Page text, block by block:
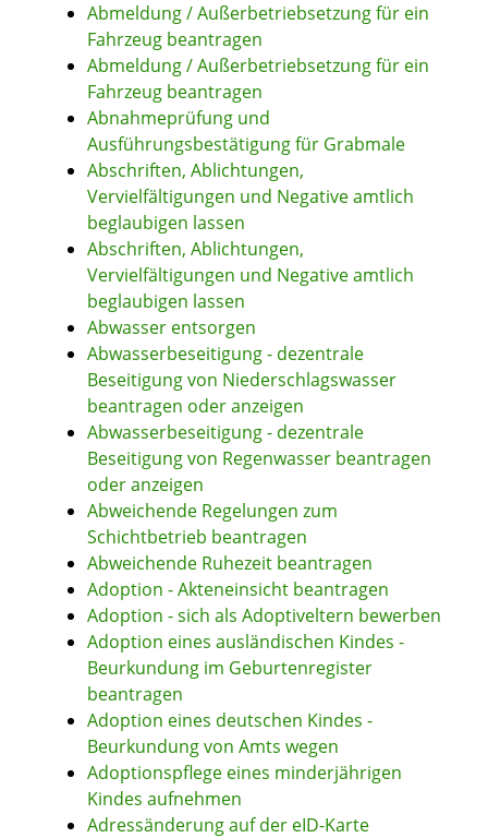
Abmeldung / Außerbetriebsetzung für ein
Fahrzeug beantragen
Abmeldung / Außerbetriebsetzung für ein
Fahrzeug beantragen
Abnahmeprüfung und
Ausführungsbestätigung für Grabmale
Abschriften, Ablichtungen,
Vervielfältigungen und Negative amtlich
beglaubigen lassen
Abschriften, Ablichtungen,
Vervielfältigungen und Negative amtlich
beglaubigen lassen
Abwasser entsorgen
Abwasserbeseitigung - dezentrale
Beseitigung von Niederschlagswasser
beantragen oder anzeigen
Abwasserbeseitigung - dezentrale
Beseitigung von Regenwasser beantragen
oder anzeigen
Abweichende Regelungen zum
Schichtbetrieb beantragen
Abweichende Ruhezeit beantragen
Adoption - Akteneinsicht beantragen
Adoption - sich als Adoptiveltern bewerben
Adoption eines ausländischen Kindes -
Beurkundung im Geburtenregister
beantragen
Adoption eines deutschen Kindes -
Beurkundung von Amts wegen
Adoptionspflege eines minderjährigen
Kindes aufnehmen
Adressänderung auf der eID-Karte